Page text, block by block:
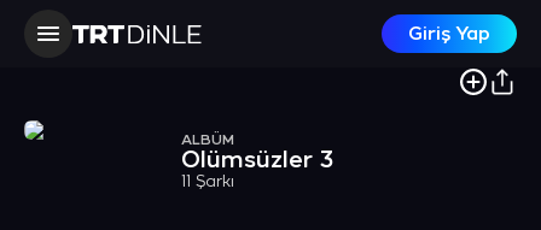
Giriş Yap
ALBÜM
Ölümsüzler 3
11 Şarkı